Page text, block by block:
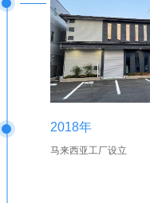
2018年
马来西亚工厂设立